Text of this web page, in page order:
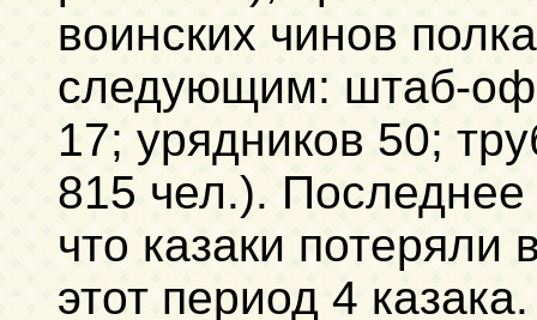
воинских чинов
следующим: штаб-
17; урядников 50;
815 чел.). Последнее
что казаки потеряли
этот период 4